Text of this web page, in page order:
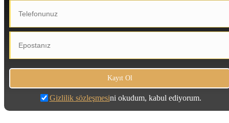
Gizlilik sözleşmesini okudum, kabul ediyorum.